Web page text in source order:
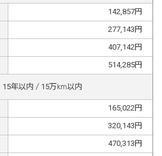
142,857円
277,143 円
407,142円
514,285円
15年以内 / 15万km以内
165,022円
320,143 円
470,313 円